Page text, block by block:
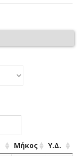
Μήκος
Υ.Δ.